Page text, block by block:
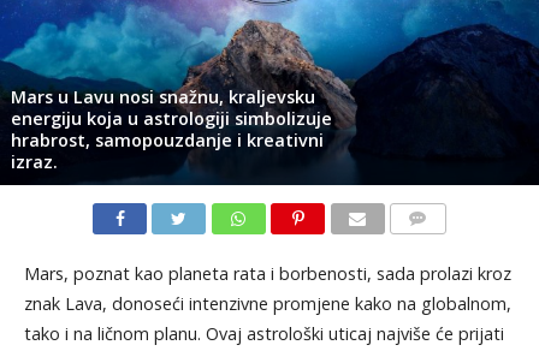
Mars u Lavu nosi snažnu, kraljevsku
energiju koja u astrologiji simbolizuje
hrabrost, samopouzdanje i kreativni
izraz.
Mars, poznat kao planeta rata i borbenosti, sada prolazi kroz
znak Lava, donoseći intenzivne promjene kako na globalnom,
tako i na ličnom planu. Ovaj astrološki uticaj najviše će prijati